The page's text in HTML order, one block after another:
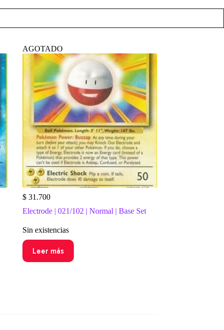
AGOTADO
$31.700
Electrode | 021/102 | Normal | Base Set
Sin existencias
Leer más